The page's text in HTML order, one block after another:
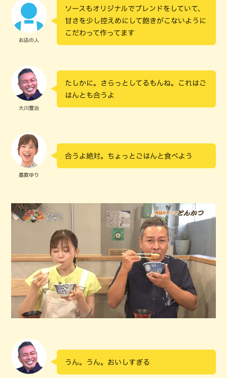
お店の人
ソースもオリジナルでブレンドをしていて、
甘さを少し控えめにして飽きがこないように
こだわって作ってます
大川豊治
たしかに。さらっとしてるもんね。これはご
はんとも合うよ
嘉数ゆり
合うよ絶対。ちょっとごはんと食べよう
うん。うん。おいしすぎる